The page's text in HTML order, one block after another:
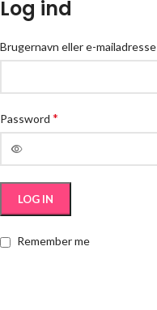
Log ind
Brugernavn eller e-mailadresse
Password *
LOG IN
Remember me